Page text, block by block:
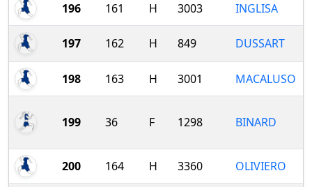
196 161 H 3003 INGLISA
197 162 H 849 DUSSART
198 163 H 3001 MACALUSO
199 36 F 1298 BINARD
200 164 H 3360 OLIVIERO